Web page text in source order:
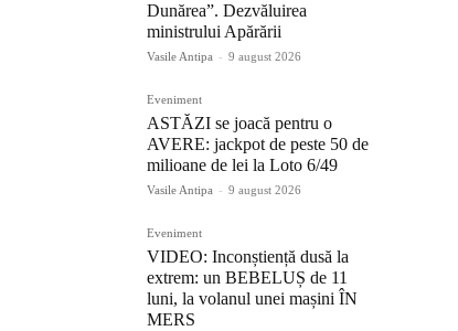
Dunărea”. Dezvăluirea
ministrului Apărării
Vasile Antipa - 9 august 2026
Eveniment
ASTĂZI se joacă pentru o
AVERE: jackpot de peste 50 de
milioane de lei la Loto 6/49
Vasile Antipa - 9 august 2026
Eveniment
VIDEO: Inconștiență dusă la
extrem: un BEBELUȘ de 11
luni, la volanul unei mașini ÎN
MERS